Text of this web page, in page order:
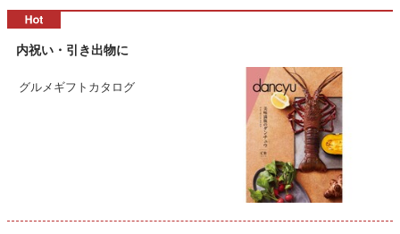
内祝い・引き出物に
グルメギフトカタログ